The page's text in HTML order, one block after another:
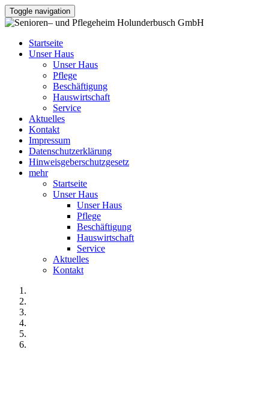
Toggle navigation
Startseite
Unser Haus
Unser Haus
Pflege
Beschäftigung
Hauswirtschaft
Service
Aktuelles
Kontakt
Impressum
Datenschutzerklärung
Hinweisgeberschutzgesetz
mehr
Startseite
Unser Haus
Unser Haus
Pflege
Beschäftigung
Hauswirtschaft
Service
Aktuelles
Kontakt